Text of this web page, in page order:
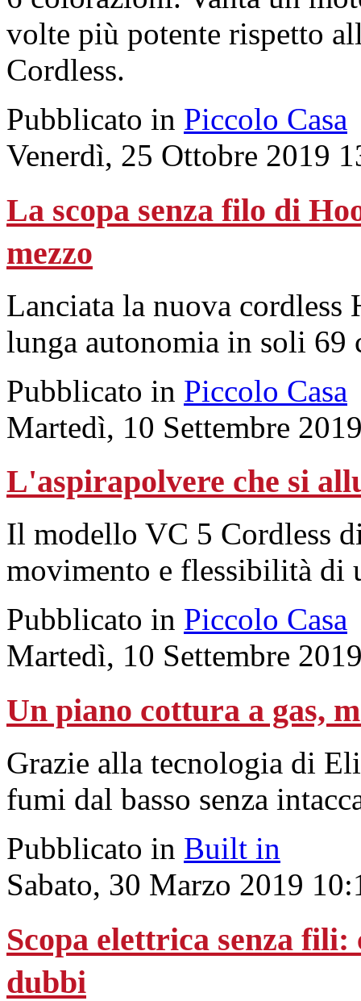
volte più potente rispetto
Cordless.
Pubblicato in Piccolo Casa
Venerdì, 25 Ottobre 2019
La scopa senza filo di
mezzo
Lanciata la nuova cordless
lunga autonomia in soli 69
Pubblicato in Piccolo Casa
Martedì, 10 Settembre
L'aspirapolvere che si
Il modello VC 5 Cordless
movimento e flessibilità di
Pubblicato in Piccolo Casa
Martedì, 10 Settembre
Un piano cottura a gas,
Grazie alla tecnologia di
fumi dal basso senza
Pubblicato in Built in
Sabato, 30 Marzo 2019
Scopa elettrica senza fili:
dubbi